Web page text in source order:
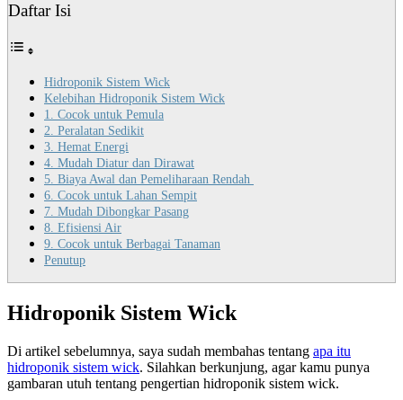
Daftar Isi
Hidroponik Sistem Wick
Kelebihan Hidroponik Sistem Wick
1. Cocok untuk Pemula
2. Peralatan Sedikit
3. Hemat Energi
4. Mudah Diatur dan Dirawat
5. Biaya Awal dan Pemeliharaan Rendah
6. Cocok untuk Lahan Sempit
7. Mudah Dibongkar Pasang
8. Efisiensi Air
9. Cocok untuk Berbagai Tanaman
Penutup
Hidroponik Sistem Wick
Di artikel sebelumnya, saya sudah membahas tentang apa itu
hidroponik sistem wick. Silahkan berkunjung, agar kamu punya
gambaran utuh tentang pengertian hidroponik sistem wick.